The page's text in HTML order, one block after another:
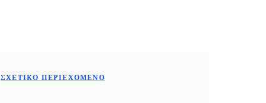
ΣΧΕΤΙΚΌ ΠΕΡΙΕΧΌΜΕΝΟ